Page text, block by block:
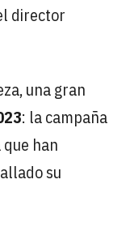
director
una gran
: la campaña
han
su